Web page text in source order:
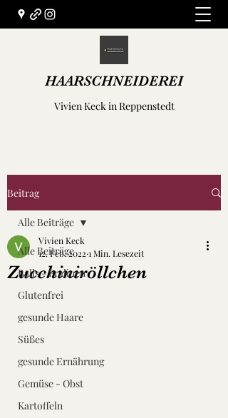
HAARSCHNEIDEREI
Vivien Keck in Reppenstedt
Beitrag
Alle Beiträge
Balls - Pralinen
Glutenfrei
gesunde Haare
Süßes
gesunde Ernährung
Gemüse - Obst
Kartoffeln
Alle Beiträge
Zucchiniröllchen
Vivien Keck
12. Feb. 2022 1 Min. Lesezeit